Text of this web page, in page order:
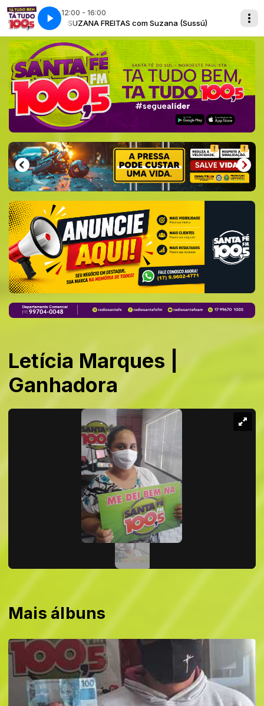
12:00 - 16:00
SUZANA FREITAS com Suzana (Sussú)
Letícia Marques |
Ganhadora
Mais álbuns